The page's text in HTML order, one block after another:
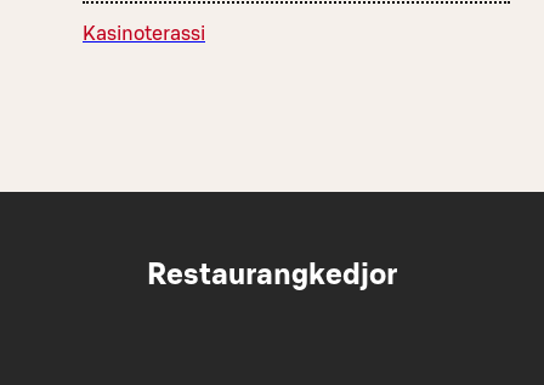
Kasinoterassi
Restaurangkedjor